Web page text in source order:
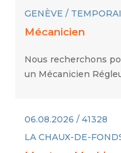
GENÈVE /
Mécanicien
Nous recherchons
un Mécanicien
06.08.2026 / 41328
LA CHAUX-DE-